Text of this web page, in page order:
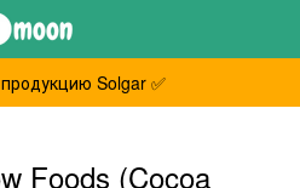
Solgar ✅
Foods (Cocoa